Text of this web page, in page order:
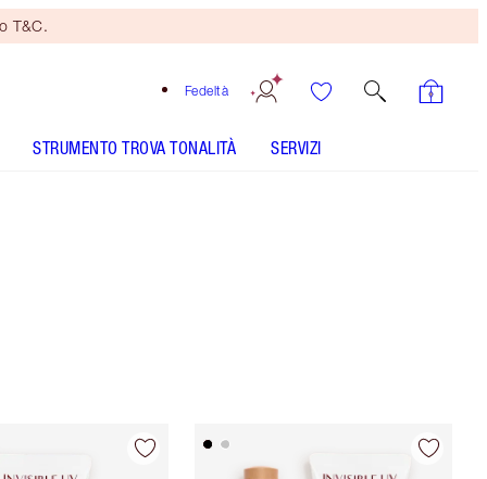
T&C.
Fedeltà
STRUMENTO TROVA TONALITÀ SERVIZI